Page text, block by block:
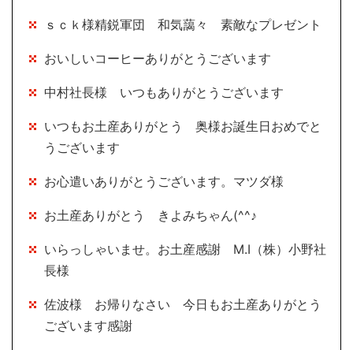
ｓｃｋ様精鋭軍団 和気藹々 素敵なプレゼント
おいしいコーヒーありがとうございます
中村社長様 いつもありがとうございます
いつもお土産ありがとう 奥様お誕生日おめでと
うございます
お心遣いありがとうございます。マツダ様
お土産ありがとう きよみちゃん(^^♪
いらっしゃいませ。お土産感謝 M.I（株）小野社
長様
佐波様 お帰りなさい 今日もお土産ありがとう
ございます感謝